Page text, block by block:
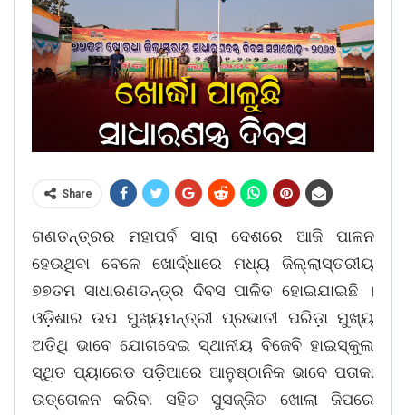
Share
ଗଣତନ୍ତ୍ରର ମହାପର୍ବ ସାରା ଦେଶରେ ଆଜି ପାଳନ
ହେଉଥିବା ବେଳେ ଖୋର୍ଦ୍ଧାରେ ମଧ୍ୟ ଜିଲ୍ଲାସ୍ତରୀୟ
୭୭ତମ ସାଧାରଣତନ୍ତ୍ର ଦିବସ ପାଳିତ ହୋଇଯାଇଛି ।
ଓଡ଼ିଶାର ଉପ ମୁଖ୍ୟମନ୍ତ୍ରୀ ପ୍ରଭାତୀ ପରିଡ଼ା ମୁଖ୍ୟ
ଅତିଥି ଭାବେ ଯୋଗଦେଇ ସ୍ଥାନୀୟ ବିଜେବି ହାଇସ୍କୁଲ
ସ୍ଥିତ ପ୍ୟାରେଡ ପଡ଼ିଆରେ ଆନୁଷ୍ଠାନିକ ଭାବେ ପତାକା
ଉତ୍ତୋଳନ କରିବା ସହିତ ସୁସଜ୍ଜିତ ଖୋଲା ଜିପରେ